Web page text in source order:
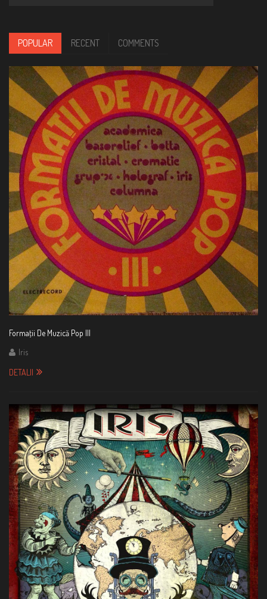
POPULAR RECENT COMMENTS
Formaţii De Muzică Pop III
Iris
DETALII